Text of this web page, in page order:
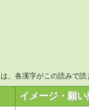
各漢字がこの読みで読
イメージ・願い